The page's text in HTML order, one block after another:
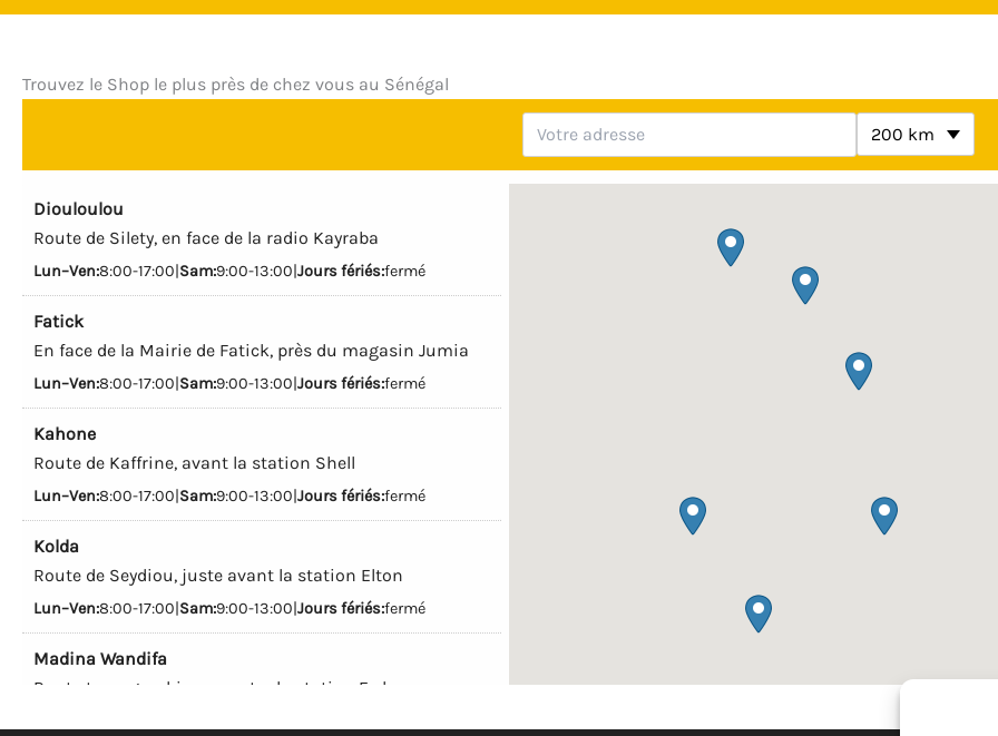
Trouvez le Shop le plus près de chez vous au Sénégal
Votre lieu de résidence Rayon de recherche
200 km
Diouloulou
Route de Silety, en face de la radio Kayraba
Lun–Ven:8:00-17:00|Sam:9:00-13:00|Jours fériés:fermé
Fatick
En face de la Mairie de Fatick, près du magasin Jumia
Lun–Ven:8:00-17:00|Sam:9:00-13:00|Jours fériés:fermé
Kahone
Route de Kaffrine, avant la station Shell
Lun–Ven:8:00-17:00|Sam:9:00-13:00|Jours fériés:fermé
Kolda
Route de Seydiou, juste avant la station Elton
Lun–Ven:8:00-17:00|Sam:9:00-13:00|Jours fériés:fermé
Madina Wandifa
Route transgambienne, entre la station Eydon